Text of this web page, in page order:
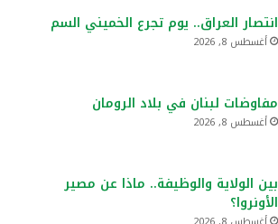
انتصار العراق.. يوم تجرع الخميني السم
أغسطس 8, 2026
مفاوضات لبنان في بلاد الرومان
أغسطس 8, 2026
بين الولاية والوظيفة.. ماذا عن مصير
الأونروا؟